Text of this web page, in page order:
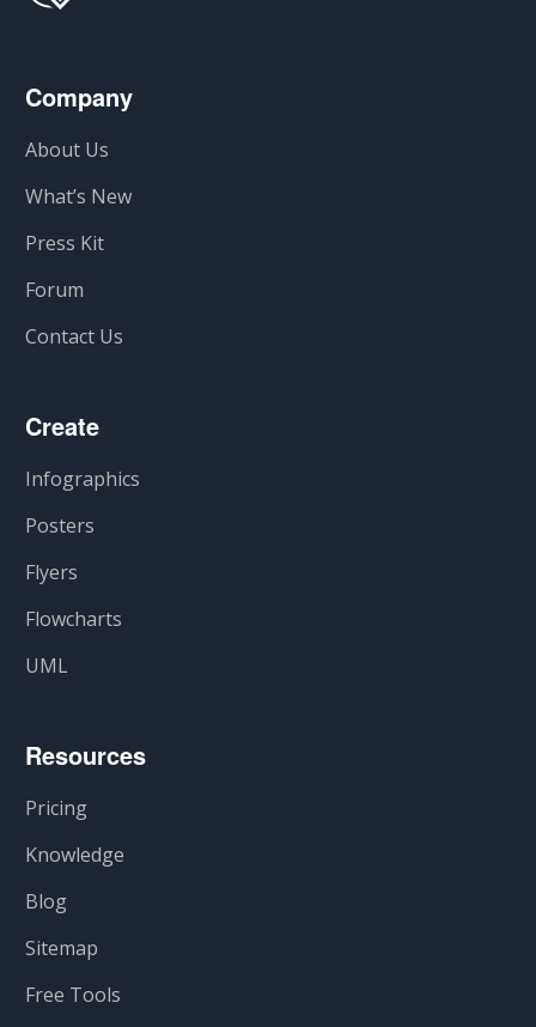
Company
About Us
What’s New
Press Kit
Forum
Contact Us
Create
Infographics
Posters
Flyers
Flowcharts
UML
Resources
Pricing
Knowledge
Blog
Sitemap
Free Tools